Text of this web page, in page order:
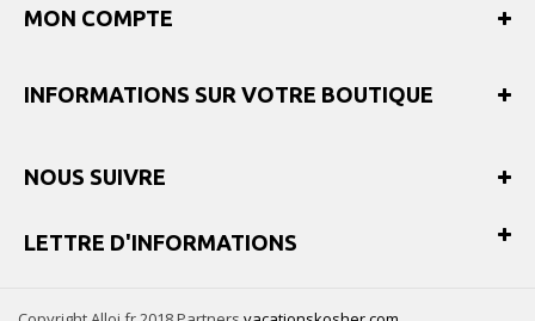
MON COMPTE
INFORMATIONS SUR VOTRE BOUTIQUE
NOUS SUIVRE
LETTRE D'INFORMATIONS